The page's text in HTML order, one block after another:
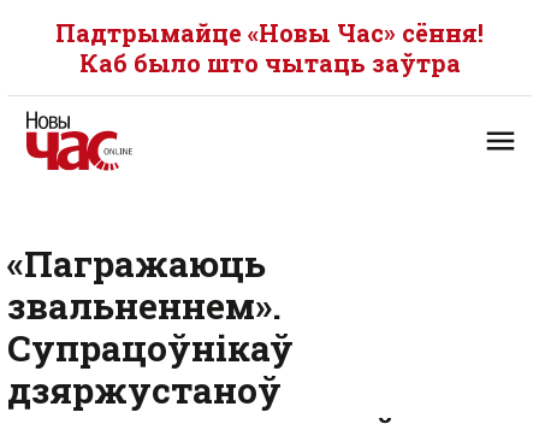
Падтрымайце «Новы Час» сёння!
Каб было што чытаць заўтра
«Пагражаюць
звальненнем».
Супрацоўнікаў
дзяржустаноў